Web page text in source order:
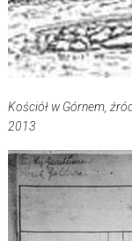
Kościół w Górnem,
2013